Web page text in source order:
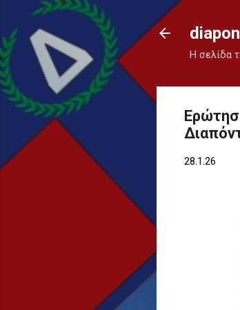
Η σελίδα
28.1.26